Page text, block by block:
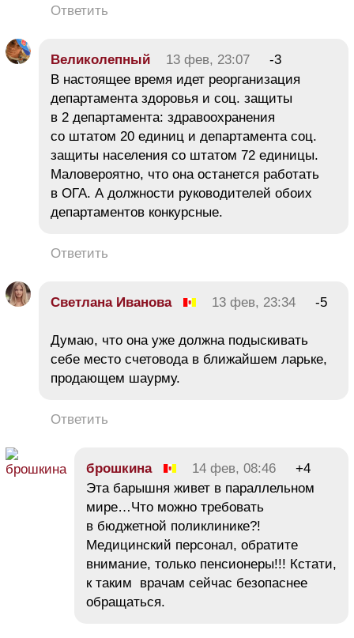
Ответить
Великолепный 13 фев, 23:07
-3
В настоящее время идет реорганизация
департамента здоровья и соц. защиты
в 2 департамента: здравоохранения
со штатом 20 единиц и департамента соц.
защиты населения со штатом 72 единицы.
Маловероятно, что она останется работать
в ОГА. А должности руководителей обоих
департаментов конкурсные.
Ответить
Светлана Иванова 13 фев, 23:34 -5
Думаю, что она уже должна подыскивать
себе место счетовода в ближайшем ларьке,
продающем шаурму.
Ответить
брошкина 14 фев, 08:46
+4
Эта барышня живет в параллельном
мире…Что можно требовать
в бюджетной поликлинике?!
Медицинский персонал, обратите
внимание, только пенсионеры!!! Кстати,
к таким врачам сейчас безопаснее
обращаться.